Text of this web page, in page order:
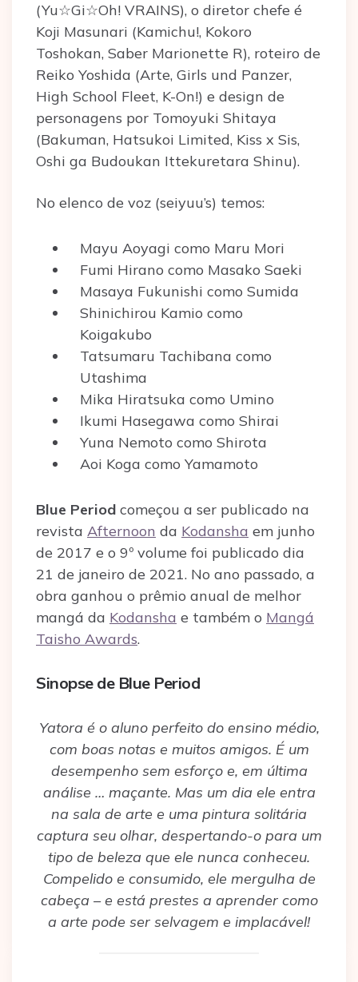
(Yu☆Gi☆Oh! VRAINS), o diretor chefe é
Koji Masunari (Kamichu!, Kokoro
Toshokan, Saber Marionette R), roteiro de
Reiko Yoshida (Arte, Girls und Panzer,
High School Fleet, K-On!) e design de
personagens por Tomoyuki Shitaya
(Bakuman, Hatsukoi Limited, Kiss x Sis,
Oshi ga Budoukan Ittekuretara Shinu).
No elenco de voz (seiyuu’s) temos:
Mayu Aoyagi como Maru Mori
Fumi Hirano como Masako Saeki
Masaya Fukunishi como Sumida
Shinichirou Kamio como
Koigakubo
Tatsumaru Tachibana como
Utashima
Mika Hiratsuka como Umino
Ikumi Hasegawa como Shirai
Yuna Nemoto como Shirota
Aoi Koga como Yamamoto
Blue Period começou a ser publicado na
revista Afternoon da Kodansha em junho
de 2017 e o 9º volume foi publicado dia
21 de janeiro de 2021. No ano passado, a
obra ganhou o prêmio anual de melhor
mangá da Kodansha e também o Mangá
Taisho Awards.
Sinopse de Blue Period
Yatora é o aluno perfeito do ensino médio,
com boas notas e muitos amigos. É um
desempenho sem esforço e, em última
análise … maçante. Mas um dia ele entra
na sala de arte e uma pintura solitária
captura seu olhar, despertando-o para um
tipo de beleza que ele nunca conheceu.
Compelido e consumido, ele mergulha de
cabeça – e está prestes a aprender como
a arte pode ser selvagem e implacável!